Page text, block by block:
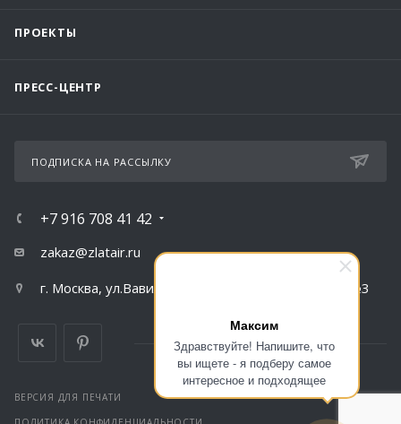
Максим
Здравствуйте! Напишите, что
вы ищете - я подберу самое
интересное и подходящее
ПРОЕКТЫ
ПРЕСС-ЦЕНТР
ПОДПИСКА НА РАССЫЛКУ
+7 916 708 41 42
zakaz@zlatair.ru
г. Москва, ул.Вавилова, д.79, корпус 1, подъезд №3
ВЕРСИЯ ДЛЯ ПЕЧАТИ